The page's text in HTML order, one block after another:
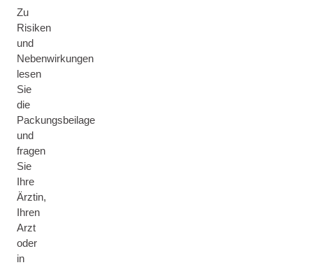
Zu
Risiken
und
Nebenwirkungen
lesen
Sie
die
Packungsbeilage
und
fragen
Sie
Ihre
Ärztin,
Ihren
Arzt
oder
in